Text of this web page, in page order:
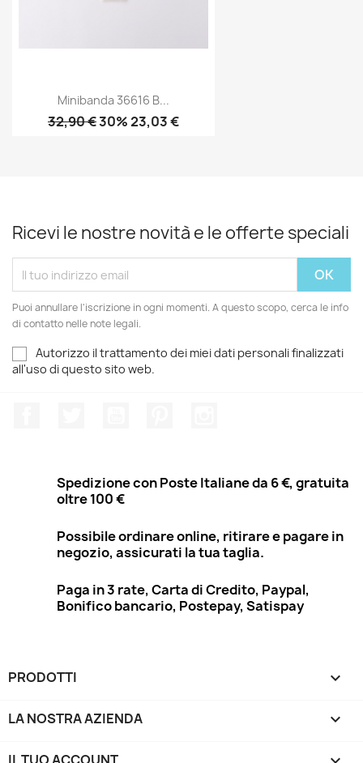
Minibanda 36616 B...
32,90 €30% 23,03 €
Ricevi le nostre novità e le offerte speciali
Puoi annullare l'iscrizione in ogni momenti. A questo scopo, cerca le info
di contatto nelle note legali.
Autorizzo il trattamento dei miei dati personali finalizzati
all'uso di questo sito web.
Spedizione con Poste Italiane da 6 €, gratuita
oltre 100 €
Possibile ordinare online, ritirare e pagare in
negozio, assicurati la tua taglia.
Paga in 3 rate, Carta di Credito, Paypal,
Bonifico bancario, Postepay, Satispay
PRODOTTI 
LA NOSTRA AZIENDA 